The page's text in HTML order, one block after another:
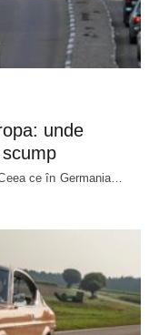
unde
ce în Germania…